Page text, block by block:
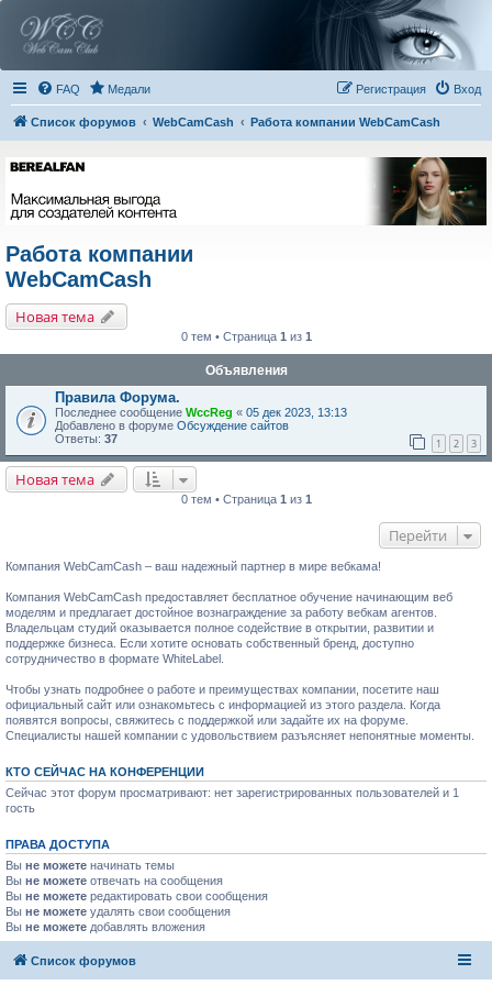
FAQ Медали Вход
Регистрация
Список форумов WebCamCash Работа компании WebCamCash
Работа компании
WebCamCash
Новая тема
0 тем • Страница 1 из 1
Объявления
Правила Форума.
Последнее сообщение WccReg « 05 дек 2023, 13:13
Добавлено в форуме Обсуждение сайтов
Ответы: 37 1 2 3
Новая тема
0 тем • Страница 1из 1
Перейти
Компания WebCamCash – ваш надежный партнер в мире вебкама!
Компания WebCamCash предоставляет бесплатное обучение начинающим веб
моделям и предлагает достойное вознаграждение за работу вебкам агентов.
Владельцам студий оказывается полное содействие в открытии, развитии и
поддержке бизнеса. Если хотите основать собственный бренд, доступно
сотрудничество в формате WhiteLabel.
Чтобы узнать подробнее о работе и преимуществах компании, посетите наш
официальный сайт или ознакомьтесь с информацией из этого раздела. Когда
появятся вопросы, свяжитесь с поддержкой или задайте их на форуме.
Специалисты нашей компании с удовольствием разъясняет непонятные моменты.
КТО СЕЙЧАС НА КОНФЕРЕНЦИИ
Сейчас этот форум просматривают: нет зарегистрированных пользователей и 1
гость
ПРАВА ДОСТУПА
Вы не можете начинать темы
Вы не можете отвечать на сообщения
Вы не можете редактировать свои сообщения
Вы не можете удалять свои сообщения
Вы не можете добавлять вложения
Список форумов